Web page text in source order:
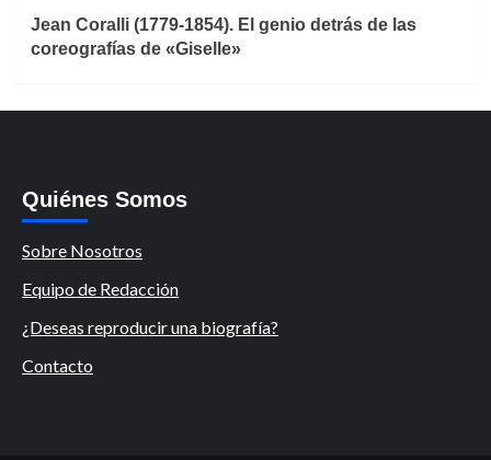
Jean Coralli (1779-1854). El genio detrás de las
coreografías de «Giselle»
Quiénes Somos
Sobre Nosotros
Equipo de Redacción
¿Deseas reproducir una biografía?
Contacto